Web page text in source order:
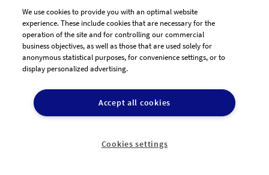
Alternative um ein professionelles Design zu einem
bezahlbaren Preis zu bekommen.
We use cookies to provide you with an optimal website
experience. These include cookies that are necessary for the
operation of the site and for controlling our commercial
business objectives, as well as those that are used solely for
anonymous statistical purposes, for convenience settings, or to
display personalized advertising.
Accept all cookies
Cookies settings